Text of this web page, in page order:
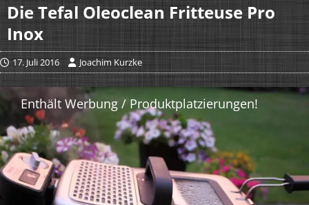
Die Tefal Oleoclean Fritteuse Pro
Inox
17. Juli 2016 Joachim Kurzke